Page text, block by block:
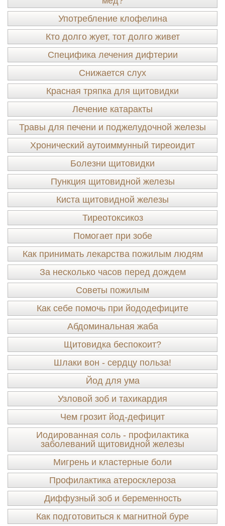
Употребление клофелина
Кто долго жует, тот долго живет
Специфика лечения дифтерии
Снижается слух
Красная тряпка для щитовидки
Лечение катаракты
Травы для печени и поджелудочной железы
Хронический аутоиммунный тиреоидит
Болезни щитовидки
Пункция щитовидной железы
Киста щитовидной железы
Тиреотоксикоз
Помогает при зобе
Как принимать лекарства пожилым людям
За несколько часов перед дождем
Советы пожилым
Как себе помочь при йододефиците
Абдоминальная жаба
Щитовидка беспокоит?
Шлаки вон - сердцу польза!
Йод для ума
Узловой зоб и тахикардия
Чем грозит йод-дефицит
Иодированная соль - профилактика
заболеваний щитовидной железы
Мигрень и кластерные боли
Профилактика атеросклероза
Диффузный зоб и беременность
Как подготовиться к магнитной буре